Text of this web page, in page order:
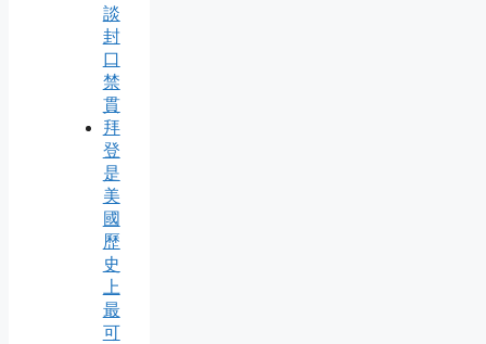
談
封
口
禁
貫
拜
登
是
美
國
歷
史
上
最
可